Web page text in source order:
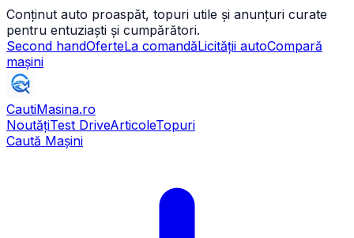
Conținut auto proaspăt, topuri utile și anunțuri curate
pentru entuziaști și cumpărători.
Second handOferteLa comandăLicității autoCompară
mașini
CautiMasina.ro
NoutățiTest DriveArticoleTopuri
Caută Mașini